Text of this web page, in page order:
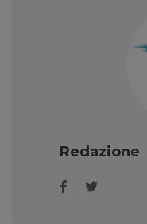
Redazione